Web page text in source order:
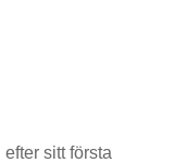
efter sitt första